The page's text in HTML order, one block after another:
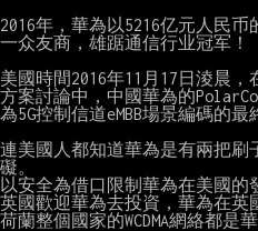
2016年，華為以5216亿元人民
一众友商，雄踞通信行业冠军！
美國時間2016年11月17日淩晨，
方案討論中，中國華為的
為5G控制信道eMBB場景編碼的最
連美國人都知道華為是有兩把刷
礙。
以安全為借口限制華為在美國的
英國歡迎華為去投資，華為在英
荷蘭整個國家的WCDMA網絡都是